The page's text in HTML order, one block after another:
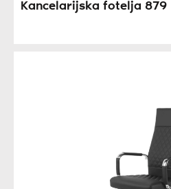
Kancelarijska fotelja 879